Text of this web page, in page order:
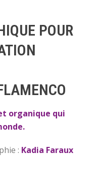
POUR
organique qui
: Kadia Faraux